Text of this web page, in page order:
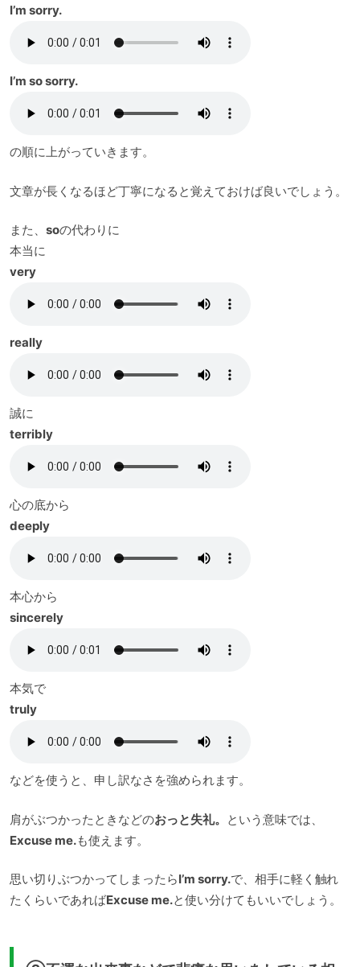
I’m sorry.
I’m so sorry.
の順に上がっていきます。
文章が長くなるほど丁寧になると覚えておけば良いでしょう。
また、 soの代わりに
本当に
very
really
誠に
terribly
心の底から
deeply
本心から
sincerely
本気で
truly
などを使うと、申し訳なさを強められます。
肩がぶつかったときなどのおっと失礼。 という意味では、
Excuse me.も使えます。
思い切りぶつかってしまったらI’m sorry.で、相手に軽く触れ
たくらいであればExcuse me.と使い分けてもいいでしょう。